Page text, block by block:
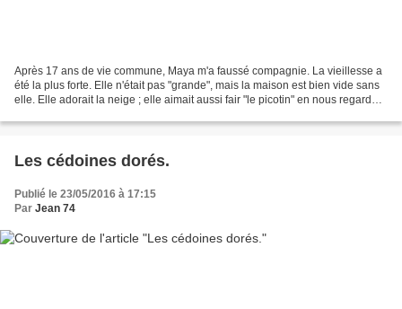
Après 17 ans de vie commune, Maya m'a faussé compagnie. La vieillesse a
été la plus forte. Elle n'était pas "grande", mais la maison est bien vide sans
elle. Elle adorait la neige ; elle aimait aussi fair "le picotin" en nous regardant
Les cédoines dorés.
Publié le 23/05/2016 à 17:15
Par Jean 74